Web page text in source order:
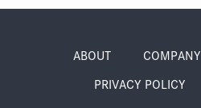
ABOUT COMPANY
PRIVACY POLICY